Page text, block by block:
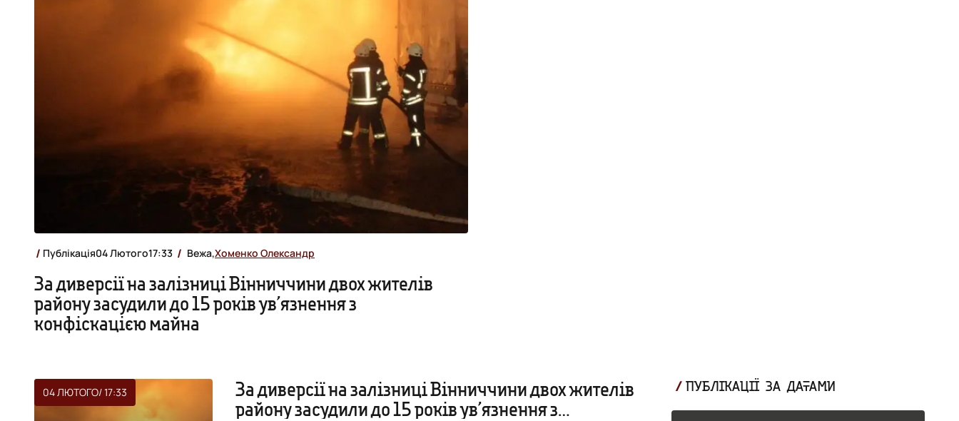
Публікація04 Лютого17:33 Вежа,Хоменко Олександр
За диверсії на залізниці Вінниччини двох жителів
району засудили до 15 років ув’язнення з
конфіскацією майна
04 ЛЮТОГО/ 17:33
За диверсії на залізниці Вінниччини двох жителів
району засудили до 15 років ув’язнення з
ПУБЛІКАЦІЇ ЗА ДАТАМИ